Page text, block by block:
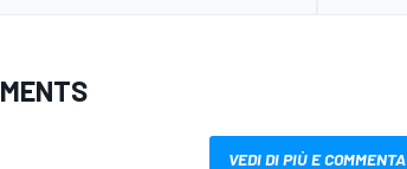
VEDI DI PIÙ E COMMENTA